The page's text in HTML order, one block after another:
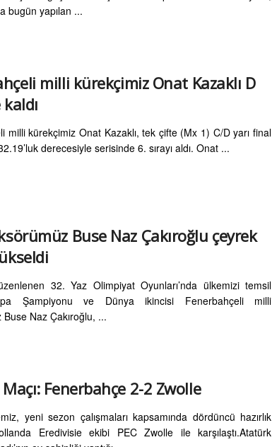
bugün yapılan ...
milli kürekçimiz Onat Kazaklı D
milli kürekçimiz Onat Kazaklı, tek çifte (Mx 1) C/D yarı final
derecesiyle serisinde 6. sırayı aldı. Onat ...
Buse Naz Çakıroğlu çeyrek
32. Yaz Olimpiyat Oyunları’nda ülkemizi temsil
Şampiyonu ve Dünya ikincisi Fenerbahçeli milli
Naz Çakıroğlu, ...
Maçı: Fenerbahçe 2-2 Zwolle
yeni sezon çalışmaları kapsamında dördüncü hazırlık
Eredivisie ekibi PEC Zwolle ile karşılaştı.Atatürk